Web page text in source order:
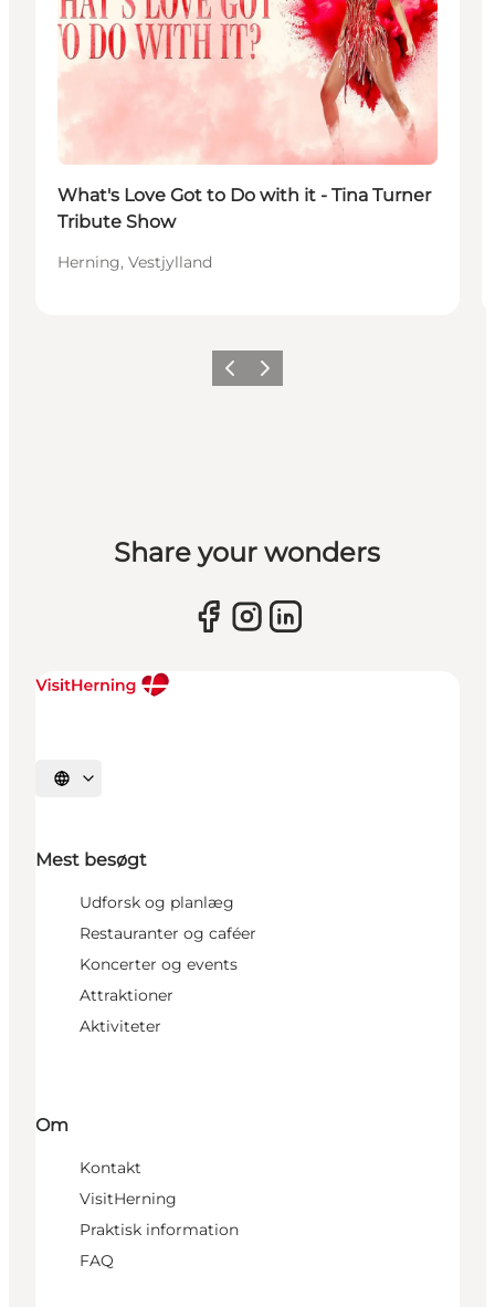
What's Love Got to Do with it - Tina Turner
Tribute Show
Herning, Vestjylland
Forrige billede
Næste billede
Share your wonders
Vælg sprog
Mest besøgt
Udforsk og planlæg
Restauranter og caféer
Koncerter og events
Attraktioner
Aktiviteter
Om
Kontakt
VisitHerning
Praktisk information
FAQ